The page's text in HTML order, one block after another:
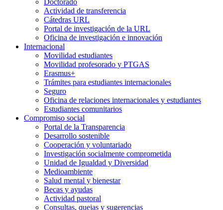
Actividad de transferencia
Cátedras URL
Portal de investigación de la URL
Oficina de investigación e innovación
Internacional
Movilidad estudiantes
Movilidad profesorado y PTGAS
Erasmus+
Trámites para estudiantes internacionales
Seguro
Oficina de relaciones internacionales y estudiantes
Estudiantes comunitarios
Compromiso social
Portal de la Transparencia
Desarrollo sostenible
Cooperación y voluntariado
Investigación socialmente comprometida
Unidad de Igualdad y Diversidad
Medioambiente
Salud mental y bienestar
Becas y ayudas
Actividad pastoral
Consultas, quejas y sugerencias